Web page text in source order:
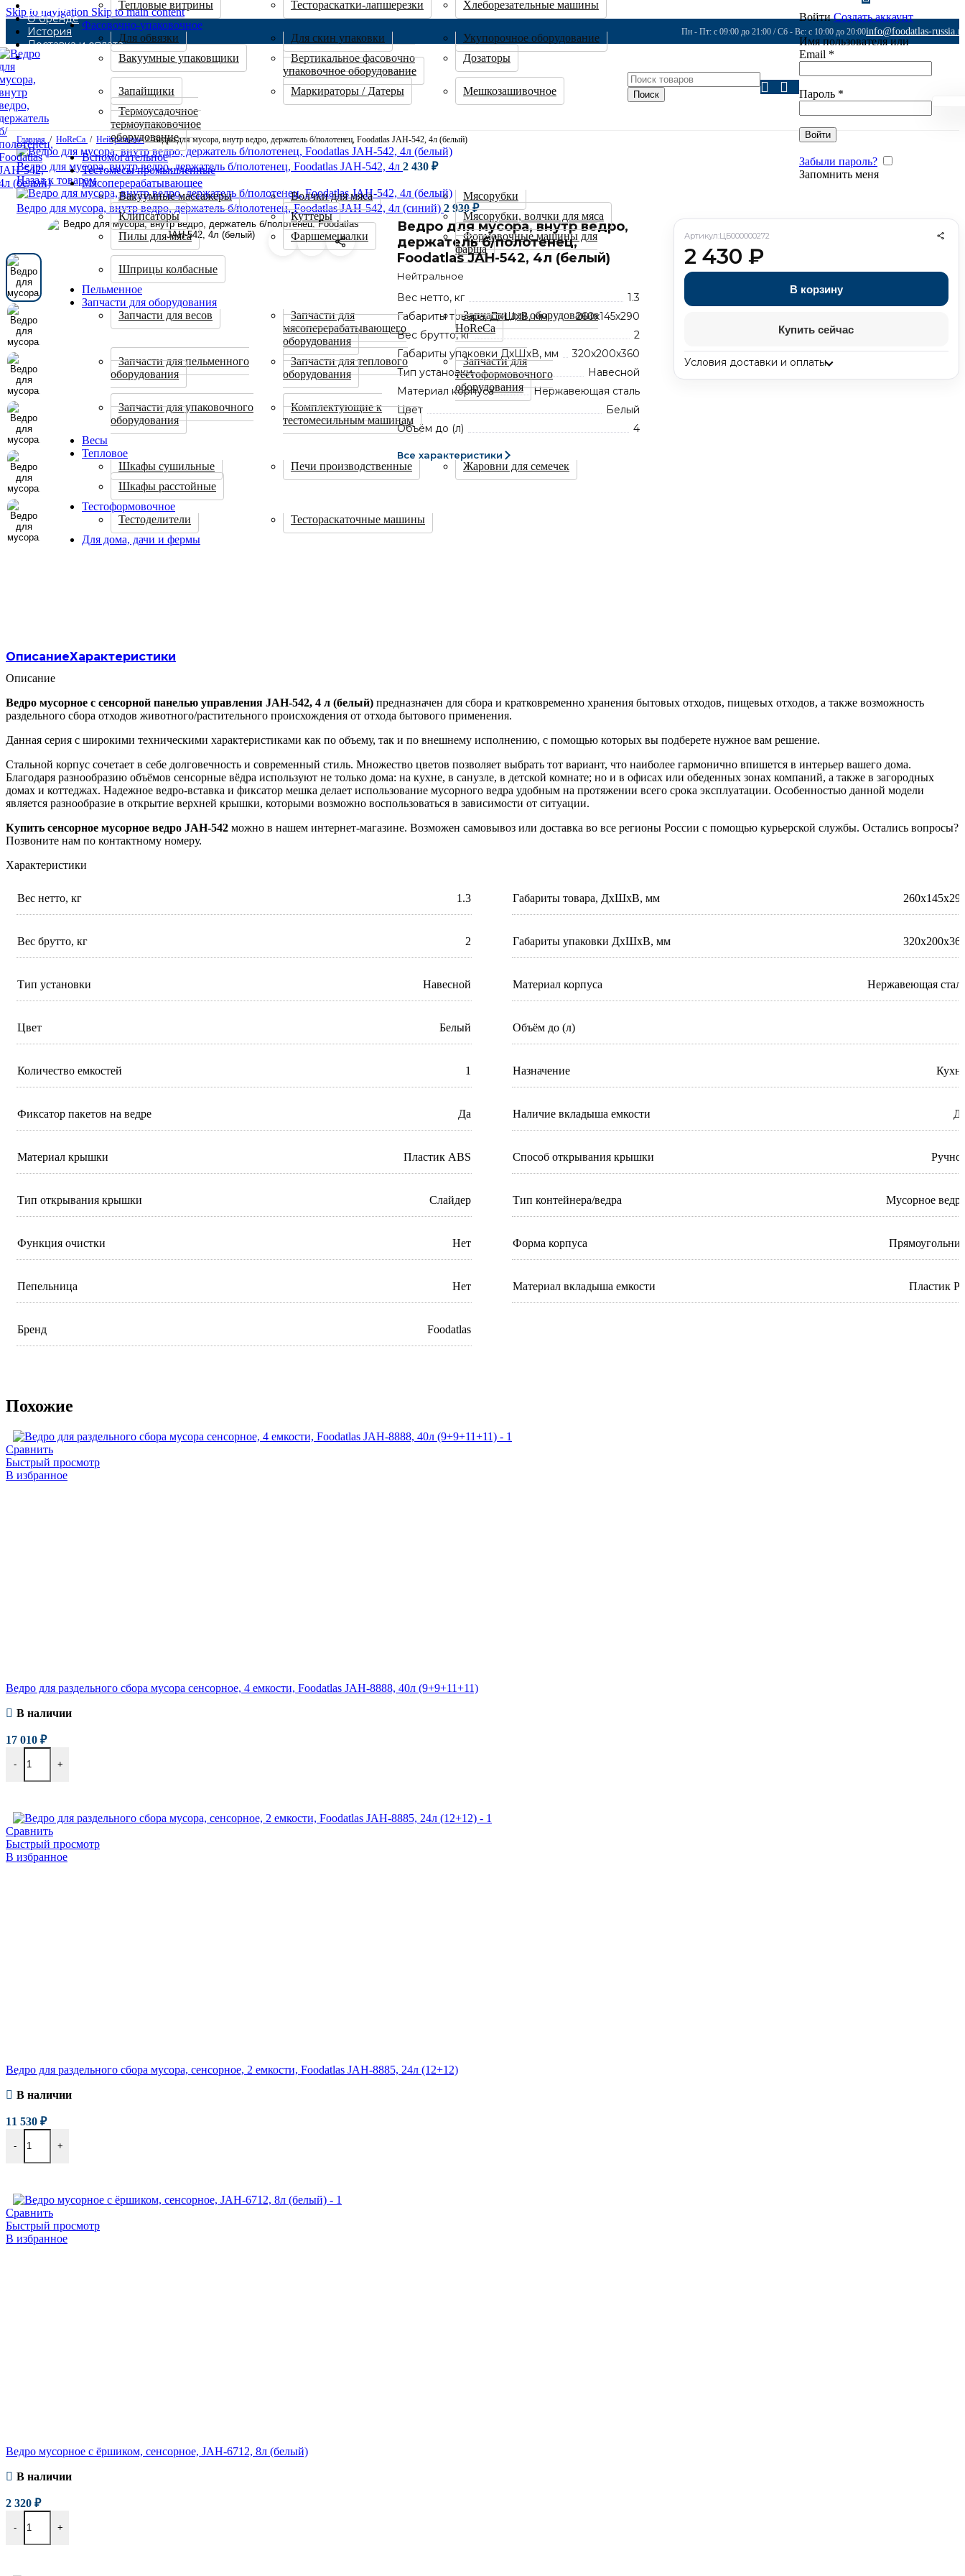
Skip to navigation Skip to main content
Каталог
О бренде
История
Доставка и оплата
Контакты
Пн - Пт: с 09:00 до 21:00 / Сб - Вс: с 10:00 до 20:00info@foodatlas-
Тепловые витрины Тестораскатки-лапшерезки
Хлеборезательные машины
Фасовочно-упаковочное
Для обвязки
Для скин упаковки
Укупорочное оборудование
Вакуумные упаковщики
Вертикальное фасовочно
упаковочное оборудование
Дозаторы
Запайщики Маркираторы / Датеры
Мешкозашивочное
Термоусадочное
термоупаковочное
оборудование
Вспомогательное
Тестомесы промышленные
Мясоперерабатывающее
Вакуумные массажеры
Волчки для мяса
Мясорубки
Клипсаторы
Куттеры
Мясорубки, волчки для мяса
Пилы для мяса
Фаршемешалки
Формовочные машины для
фарша
Шприцы колбасные
Пельменное
Запчасти для оборудования
Запчасти для весов
Запчасти для
мясоперерабатывающего
оборудования
Запчасти для оборудования
HoReCa
Запчасти для пельменного
оборудования
Запчасти для теплового
оборудования
Запчасти для
тестоформовочного
оборудования
Запчасти для упаковочного
оборудования
Комплектующие к
тестомесильным машинам
Весы
Тепловое
Шкафы сушильные
Печи производственные
Жаровни для семечек
Шкафы расстойные
Тестоформовочное
Тестоделители
Тестораскаточные машины
Для дома, дачи и фермы
Поиск
ВойтиСоздать аккаунт
Имя пользователя или
Email *
Пароль *
Войти
Забыли пароль?
Запомнить меня
Главная / HoReCa / Нейтральное/Ведро для мусора, внутр ведро, держатель б/полотенец, Foodatlas JAH-542, 4л (белый)
Ведро для мусора, внутр ведро, держатель б/полотенец, Foodatlas JAH-542, 4л 2 430 ₽
Назад к товарам
Ведро для мусора, внутр ведро, держатель б/полотенец, Foodatlas JAH-542, 4л (синий) 2 930₽
Ведро для мусора, внутр ведро,
держатель б/полотенец,
Foodatlas JAH-542, 4л (белый)
Нейтральное
Вес нетто, кг
1.3
Габариты товара, ДхШхВ, мм
260х145х290
Вес брутто, кг
2
Габариты упаковки ДхШхВ, мм
320х200х360
Тип установки
Навесной
Материал корпуса
Нержавеющая сталь
Цвет
Белый
Объём до (л)
4
Все характеристики
Артикул:ЦБ000000272
2 430 ₽
В корзину
Купить сейчас
Условия доставки и оплаты
ОписаниеХарактеристики
Описание
Ведро мусорное с сенсорной панелью управления JAH-542, 4 л (белый) предназначен для сбора и кратковременно хранения бытовых отходов, пищевых отходов, а также возможность
раздельного сбора отходов животного/растительного происхождения от отхода бытового применения.
Данная серия с широкими техническими характеристиками как по объему, так и по внешнему исполнению, с помощью которых вы подберете нужное вам решение.
Стальной корпус сочетает в себе долговечность и современный стиль. Множество цветов позволяет выбрать тот вариант, что наиболее гармонично впишется в интерьер вашего дома.
Благодаря разнообразию объёмов сенсорные вёдра используют не только дома: на кухне, в санузле, в детской комнате; но и в офисах или обеденных зонах компаний, а также в загородных
домах и коттеджах. Надежное ведро-вставка и фиксатор мешка делает использование мусорного ведра удобным на протяжении всего срока эксплуатации. Особенностью данной модели
является разнообразие в открытие верхней крышки, которыми возможно воспользоваться в зависимости от ситуации.
Купить сенсорное мусорное ведро JAH-542 можно в нашем интернет-магазине. Возможен самовывоз или доставка во все регионы России с помощью курьерской службы. Остались вопросы?
Позвоните нам по контактному номеру.
Характеристики
Вес нетто, кг 1.3 Габариты товара, ДхШхВ, мм
Вес брутто, кг 2 Габариты упаковки ДхШхВ, мм
Тип установки Навесной Материал корпуса Нержавеющая
Цвет Белый Объём до (л)
Количество емкостей 1 Назначение
Фиксатор пакетов на ведре Да Наличие вкладыша емкости
Материал крышки Пластик ABS Способ открывания крышки
Тип открывания крышки Слайдер Тип контейнера/ведра Мусорное
Функция очистки Нет Форма корпуса
Пепельница Нет Материал вкладыша емкости Пластик
Бренд Foodatlas
Похожие
Сравнить
Быстрый просмотр
В избранное
Ведро для раздельного сбора мусора сенсорное, 4 емкости, Foodatlas JAH-8888, 40л (9+9+11+11)
В наличии
17 010 ₽
- +
Сравнить
Быстрый просмотр
В избранное
Ведро для раздельного сбора мусора, сенсорное, 2 емкости, Foodatlas JAH-8885, 24л (12+12)
В наличии
11 530 ₽
- +
Сравнить
Быстрый просмотр
В избранное
Ведро мусорное с ёршиком, сенсорное, JAH-6712, 8л (белый)
В наличии
2 320 ₽
- +